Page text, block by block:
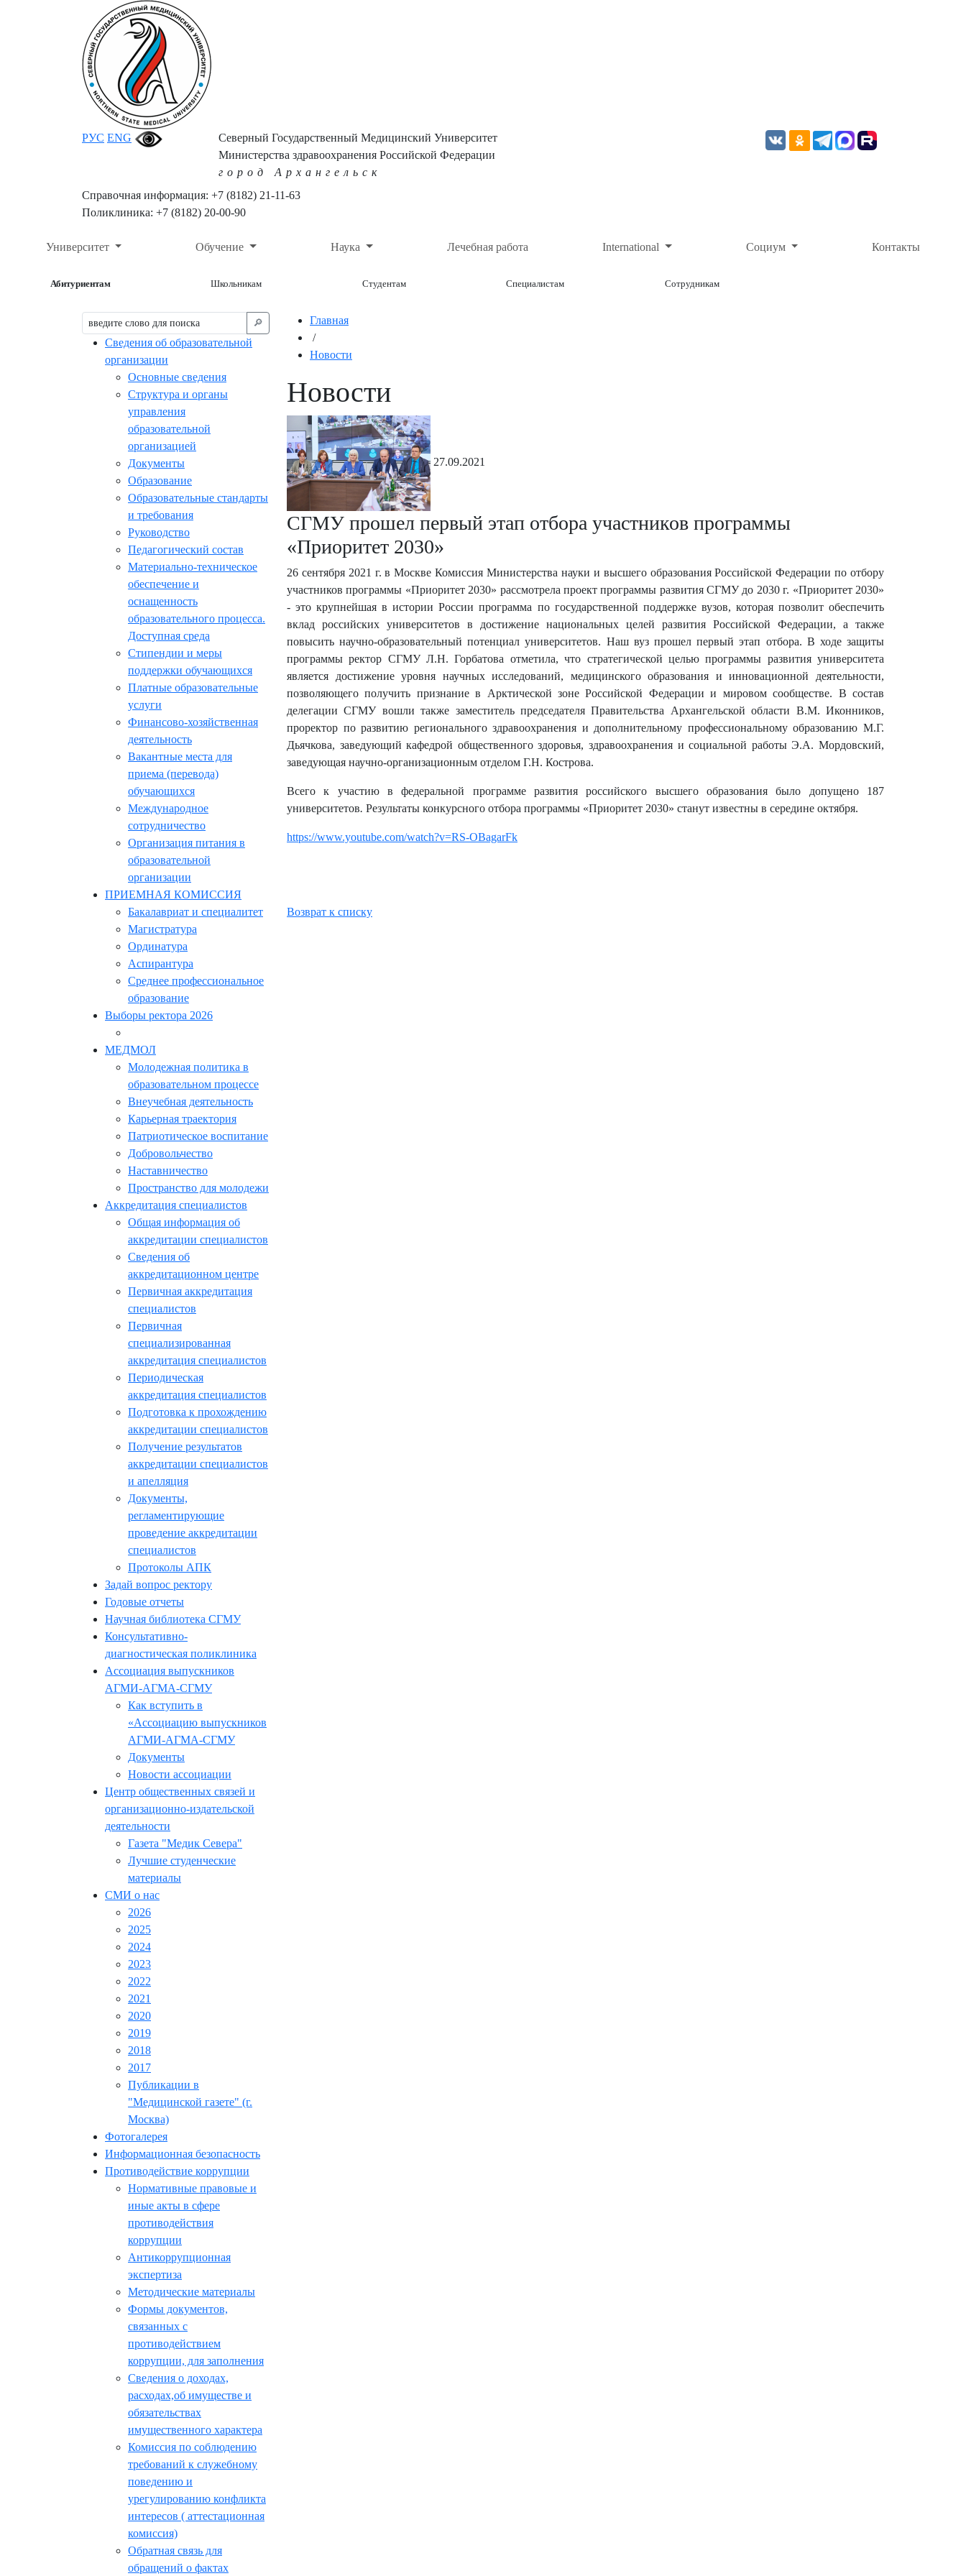
РУС ENG
Северный Государственный Медицинский Университет
Министерства здравоохранения Российской Федерации
город Архангельск
Справочная информация: +7 (8182) 21-11-63
Поликлиника: +7 (8182) 20-00-90
Университет Обучение Наука Лечебная работа International Социум Контакты
Абитуриентам Школьникам Студентам Специалистам Сотрудникам
🔎︎
Сведения об образовательной
организации
Основные сведения
Структура и органы
управления
образовательной
организацией
Документы
Образование
Образовательные стандарты
и требования
Руководство
Педагогический состав
Материально-техническое
обеспечение и
оснащенность
образовательного процесса.
Доступная среда
Стипендии и меры
поддержки обучающихся
Платные образовательные
услуги
Финансово-хозяйственная
деятельность
Вакантные места для
приема (перевода)
обучающихся
Международное
сотрудничество
Организация питания в
образовательной
организации
ПРИЕМНАЯ КОМИССИЯ
Бакалавриат и специалитет
Магистратура
Ординатура
Аспирантура
Среднее профессиональное
образование
Выборы ректора 2026
МЕДМОЛ
Молодежная политика в
образовательном процессе
Внеучебная деятельность
Карьерная траектория
Патриотическое воспитание
Добровольчество
Наставничество
Пространство для молодежи
Аккредитация специалистов
Общая информация об
аккредитации специалистов
Сведения об
аккредитационном центре
Первичная аккредитация
специалистов
Первичная
специализированная
аккредитация специалистов
Периодическая
аккредитация специалистов
Подготовка к прохождению
аккредитации специалистов
Получение результатов
аккредитации специалистов
и апелляция
Документы,
регламентирующие
проведение аккредитации
специалистов
Протоколы АПК
Задай вопрос ректору
Годовые отчеты
Научная библиотека СГМУ
Консультативно-
диагностическая поликлиника
Ассоциация выпускников
АГМИ-АГМА-СГМУ
Как вступить в
«Ассоциацию выпускников
АГМИ-АГМА-СГМУ
Документы
Новости ассоциации
Центр общественных связей и
организационно-издательской
деятельности
Газета "Медик Севера"
Лучшие студенческие
материалы
СМИ о нас
2026
2025
2024
2023
2022
2021
2020
2019
2018
2017
Публикации в
"Медицинской газете" (г.
Москва)
Фотогалерея
Информационная безопасность
Противодействие коррупции
Нормативные правовые и
иные акты в сфере
противодействия
коррупции
Антикоррупционная
экспертиза
Методические материалы
Формы документов,
связанных с
противодействием
коррупции, для заполнения
Сведения о доходах,
расходах,об имуществе и
обязательствах
имущественного характера
Комиссия по соблюдению
требований к служебному
поведению и
урегулированию конфликта
интересов ( аттестационная
комиссия)
Обратная связь для
обращений о фактах
Главная
/
Новости
Новости
27.09.2021
СГМУ прошел первый этап отбора участников программы
«Приоритет 2030»
26 сентября 2021 г. в Москве Комиссия Министерства науки и высшего образования Российской Федерации по отбору
участников программы «Приоритет 2030» рассмотрела проект программы развития СГМУ до 2030 г. «Приоритет 2030»
- это крупнейшая в истории России программа по государственной поддержке вузов, которая позволит обеспечить
вклад российских университетов в достижение национальных целей развития Российской Федерации, а также
повысить научно-образовательный потенциал университетов. Наш вуз прошел первый этап отбора. В ходе защиты
программы ректор СГМУ Л.Н. Горбатова отметила, что стратегической целью программы развития университета
является достижение уровня научных исследований, медицинского образования и инновационной деятельности,
позволяющего получить признание в Арктической зоне Российской Федерации и мировом сообществе. В состав
делегации СГМУ вошли также заместитель председателя Правительства Архангельской области В.М. Иконников,
проректор по развитию регионального здравоохранения и дополнительному профессиональному образованию М.Г.
Дьячкова, заведующий кафедрой общественного здоровья, здравоохранения и социальной работы Э.А. Мордовский,
заведующая научно-организационным отделом Г.Н. Кострова.
Всего к участию в федеральной программе развития российского высшего образования было допущено 187
университетов. Результаты конкурсного отбора программы «Приоритет 2030» станут известны в середине октября.
https://www.youtube.com/watch?v=RS-OBagarFk
Возврат к списку